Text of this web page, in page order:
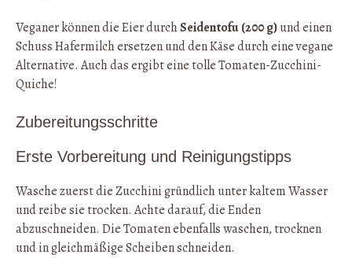
Veganer können die Eier durchSeidento­fu (200 g) und einen
Schuss Hafermilch ersetzen und den Käse durch eine vegane
Alternative. Auch das ergibt eine tolle Tomaten-Zucchini-
Quiche!
Zubereitungsschritte
Erste Vorbereitung und Reinigungstipps
Wasche zuerst die Zucchini gründlich unter kaltem Wasser
und reibe sie trocken. Achte darauf, die Enden
abzuschneiden. Die Tomaten ebenfalls waschen, trocknen
und in gleichmäßige Scheiben schneiden.